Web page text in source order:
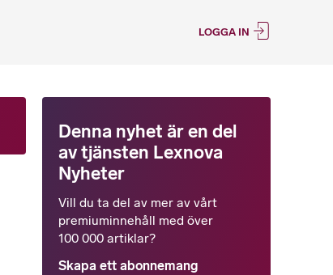
LOGGA IN
Denna nyhet är en del
av tjänsten Lexnova
Nyheter
Vill du ta del av mer av vårt
premiuminnehåll med över
100 000 artiklar?
Skapa ett abonnemang